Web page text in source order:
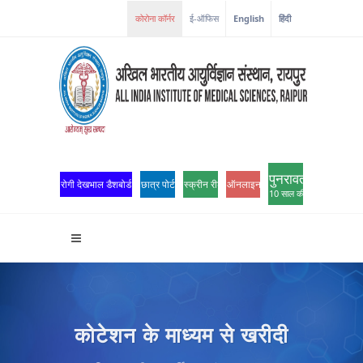
ई-ऑफिस English हिंदी
रोगी देखभाल डैशबोर्ड छात्र पोर्टल स्क्रीन रीडर एक्सेसऑनलाइन ओपीडी पंजीकरण
पुनरावर्तन
10 साल की उत्कृष्टता
कोटेशन के माध्यम से खरीदी